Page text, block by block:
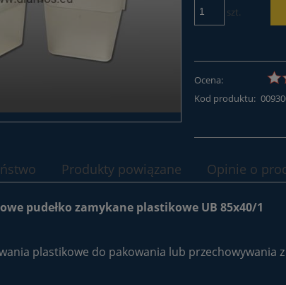
szt.
Ocena:
Kod produktu:
Produkty powiązane Opinie o
pudełko zamykane plastikowe UB 85x40/1
plastikowe do pakowania lub przechowywania